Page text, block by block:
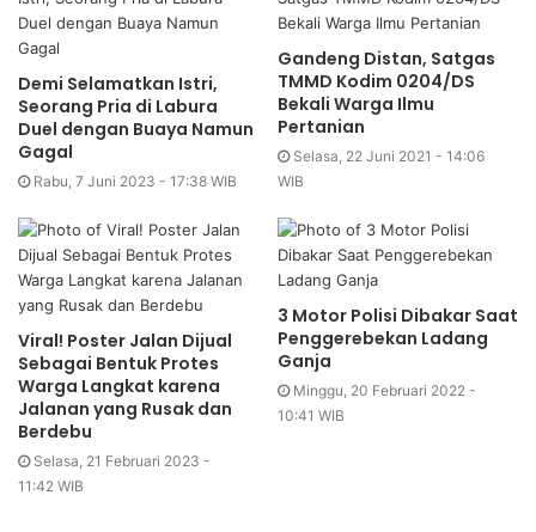
Demi Selamatkan Istri,
Seorang Pria di Labura
Duel dengan Buaya Namun
Gagal
Rabu, 7 Juni 2023 - 17:38 WIB
Gandeng Distan, Satgas
TMMD Kodim 0204/DS
Bekali Warga Ilmu
Pertanian
Selasa, 22 Juni 2021 - 14:06
WIB
Viral! Poster Jalan Dijual
Sebagai Bentuk Protes
Warga Langkat karena
Jalanan yang Rusak dan
Berdebu
Selasa, 21 Februari 2023 -
11:42 WIB
3 Motor Polisi Dibakar Saat
Penggerebekan Ladang
Ganja
Minggu, 20 Februari 2022 -
10:41 WIB